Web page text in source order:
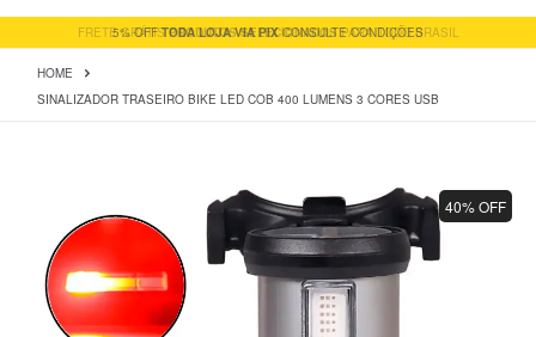
Cadastrar
INÍCIO
MANUTENÇÃO
MESA
PEÇAS
FRETE GRÁTISPRODUTOS SELECIONADOSPARA TODO BRASIL
HOME
SINALIZADOR TRASEIRO BIKE LED COB 400 LUMENS 3 CORES USB
40% OFF